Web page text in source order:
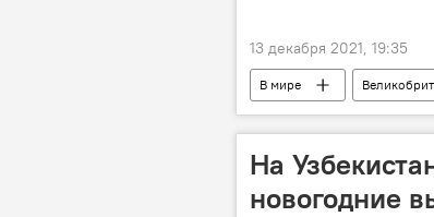
13 декабря 2021, 19:35
В мире
штамм-омикрон
На
новогодние